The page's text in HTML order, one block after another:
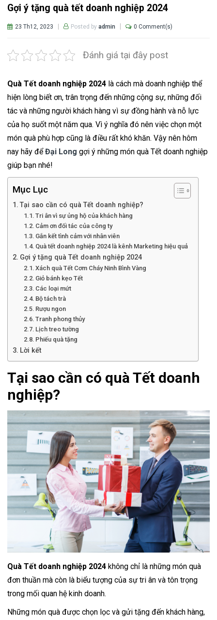
Gợi ý tặng quà tết doanh nghiệp 2024
23 Th12, 2023 Posted by admin 0 Comment(s)
Đánh giá tại đây post
Quà Tết doanh nghiệp 2024 là cách mà doanh nghiệp thể
hiện lòng biết ơn, trân trọng đến những cộng sự, những đối
tác và những người khách hàng vì sự đồng hành và nỗ lực
của họ suốt một năm qua. Vì ý nghĩa đó nên việc chọn một
món quà phù hợp cũng là điều rất khó khăn. Vậy nên hôm
nay hãy đểĐại Long gợi ý những món quà Tết doanh nghiệp
giúp bạn nhé!
Mục Lục
Tại sao cần có quà Tết doanh nghiệp?
Tri ân vì sự ủng hộ của khách hàng
Cảm ơn đối tác của công ty
Gắn kết tình cảm với nhân viên
Quà tết doanh nghiệp 2024 là kênh Marketing hiệu quả
Gợi ý tặng quà Tết doanh nghiệp 2024
Xách quà Tết Cơm Cháy Ninh Bình Vàng
Giỏ bánh kẹo Tết
Các loại mứt
Bộ tách trà
Rượu ngon
Tranh phong thủy
Lịch treo tường
Phiếu quà tặng
Lời kết
Tại sao cần có quà Tết doanh
nghiệp?
Quà Tết doanh nghiệp 2024 không chỉ là những món quà
đơn thuần mà còn là biểu tượng của sự tri ân và tôn trọng
trong mối quan hệ kinh doanh.
Những món quà được chọn lọc và gửi tặng đến khách hàng,